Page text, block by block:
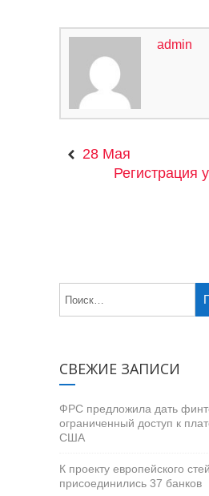
admin
28 Мая
Регистрация
СВЕЖИЕ ЗАПИСИ
ФРС предложила дать
ограниченный доступ к
США
К проекту европейского
присоединились 37 банков